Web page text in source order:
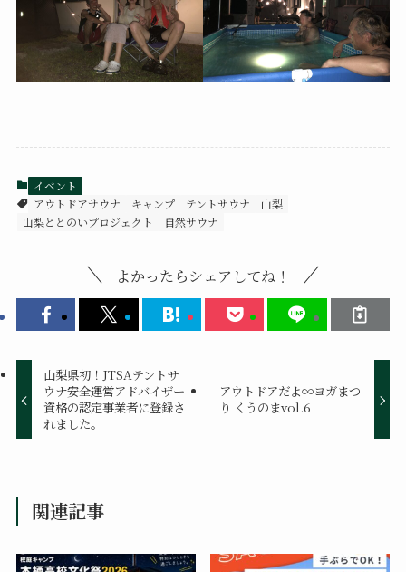
イベント
アウトドアサウナ
キャンプ テントサウナ
山梨
山梨ととのいプロジェクト
自然サウナ
よかったらシェアしてね！
山梨県初！JTSAテントサ
ウナ安全運営アドバイザー
資格の認定事業者に登録さ
れました。
アウトドアだよ∞ヨガまつ
り くうのまvol.6
関連記事